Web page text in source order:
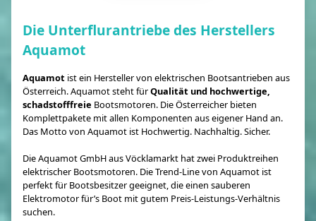
Die Unterflurantriebe des Herstellers
Aquamot
Aquamot ist ein Hersteller von elektrischen Bootsantrieben aus
Österreich. Aquamot steht fürQualität und hochwertige,
schadstofffreie Bootsmotoren. Die Österreicher bieten
Komplettpakete mit allen Komponenten aus eigener Hand an.
Das Motto von Aquamot ist Hochwertig. Nachhaltig. Sicher.
Die Aquamot GmbH aus Vöcklamarkt hat zwei Produktreihen
elektrischer Bootsmotoren. Die Trend-Line von Aquamot ist
perfekt für Bootsbesitzer geeignet, die einen sauberen
Elektromotor für’s Boot mit gutem Preis-Leistungs-Verhältnis
suchen.